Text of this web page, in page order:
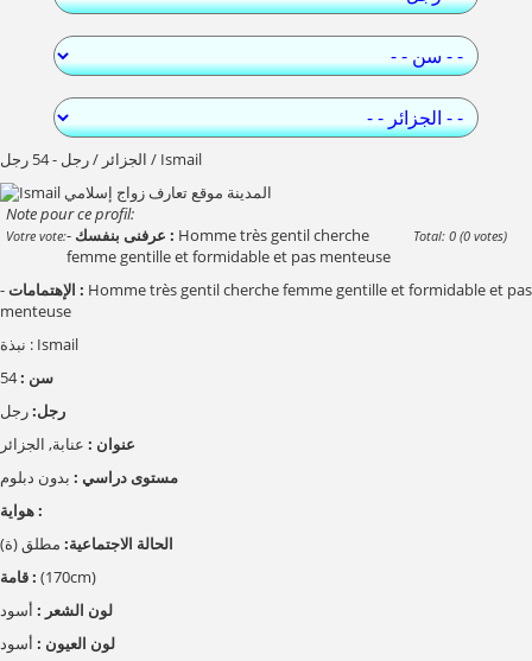
الجزائر / رجل - 54 رجل / Ismail
Note pour ce profil:
Votre vote: Total: 0 (0 votes)
- عرفنى بنفسك : Homme très gentil cherche
femme gentille et formidable et pas menteuse
-
الإهتمامات : Homme très gentil cherche femme gentille et formidable et pas
menteuse
نبذة : Ismail
سن :54
رجل:رجل
عنوان : عنابة, الجزائر
مستوى دراسي : بدون دبلوم
هواية :
الحالة الاجتماعية: مطلق (ة)
قامة :
(170cm)
لون الشعر : أسود
لون العيون : أسود